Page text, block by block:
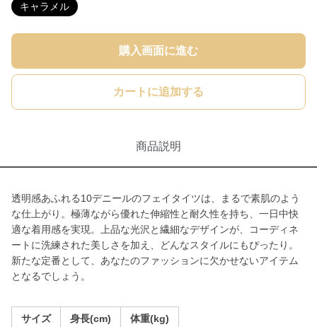
キャラメル
購入画面に進む
カートに追加する
商品説明
透明感あふれる10デニールのフェイタイツは、まるで素肌のよう
な仕上がり。極薄ながら優れた伸縮性と耐久性を持ち、一日中快
適な着用感を実現。上品な光沢と繊細なデザインが、コーディネ
ートに洗練された美しさを加え、どんなスタイルにもぴったり。
新たな定番として、あなたのファッションに欠かせないアイテム
となるでしょう。
サイズ 身長(cm) 体重(kg)